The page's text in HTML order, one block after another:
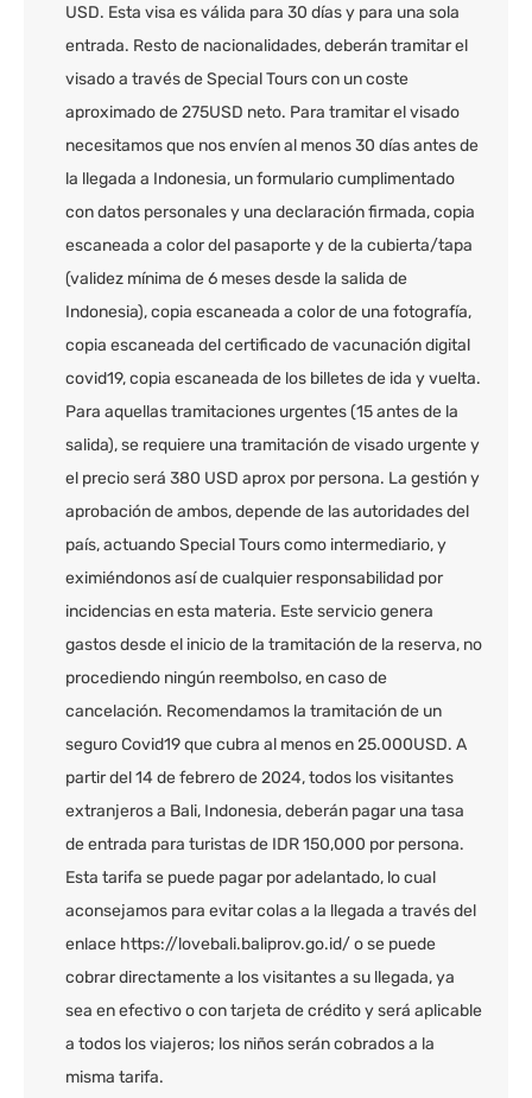
USD. Esta visa es válida para 30 días y para una sola
entrada. Resto de nacionalidades, deberán tramitar el
visado a través de Special Tours con un coste
aproximado de 275USD neto. Para tramitar el visado
necesitamos que nos envíen al menos 30 días antes de
la llegada a Indonesia, un formulario cumplimentado
con datos personales y una declaración firmada, copia
escaneada a color del pasaporte y de la cubierta/tapa
(validez mínima de 6 meses desde la salida de
Indonesia), copia escaneada a color de una fotografía,
copia escaneada del certificado de vacunación digital
covid19, copia escaneada de los billetes de ida y vuelta.
Para aquellas tramitaciones urgentes (15 antes de la
salida), se requiere una tramitación de visado urgente y
el precio será 380 USD aprox por persona. La gestión y
aprobación de ambos, depende de las autoridades del
país, actuando Special Tours como intermediario, y
eximiéndonos así de cualquier responsabilidad por
incidencias en esta materia. Este servicio genera
gastos desde el inicio de la tramitación de la reserva, no
procediendo ningún reembolso, en caso de
cancelación. Recomendamos la tramitación de un
seguro Covid19 que cubra al menos en 25.000USD. A
partir del 14 de febrero de 2024, todos los visitantes
extranjeros a Bali, Indonesia, deberán pagar una tasa
de entrada para turistas de IDR 150,000 por persona.
Esta tarifa se puede pagar por adelantado, lo cual
aconsejamos para evitar colas a la llegada a través del
enlace https://lovebali.baliprov.go.id/ o se puede
cobrar directamente a los visitantes a su llegada, ya
sea en efectivo o con tarjeta de crédito y será aplicable
a todos los viajeros; los niños serán cobrados a la
misma tarifa.